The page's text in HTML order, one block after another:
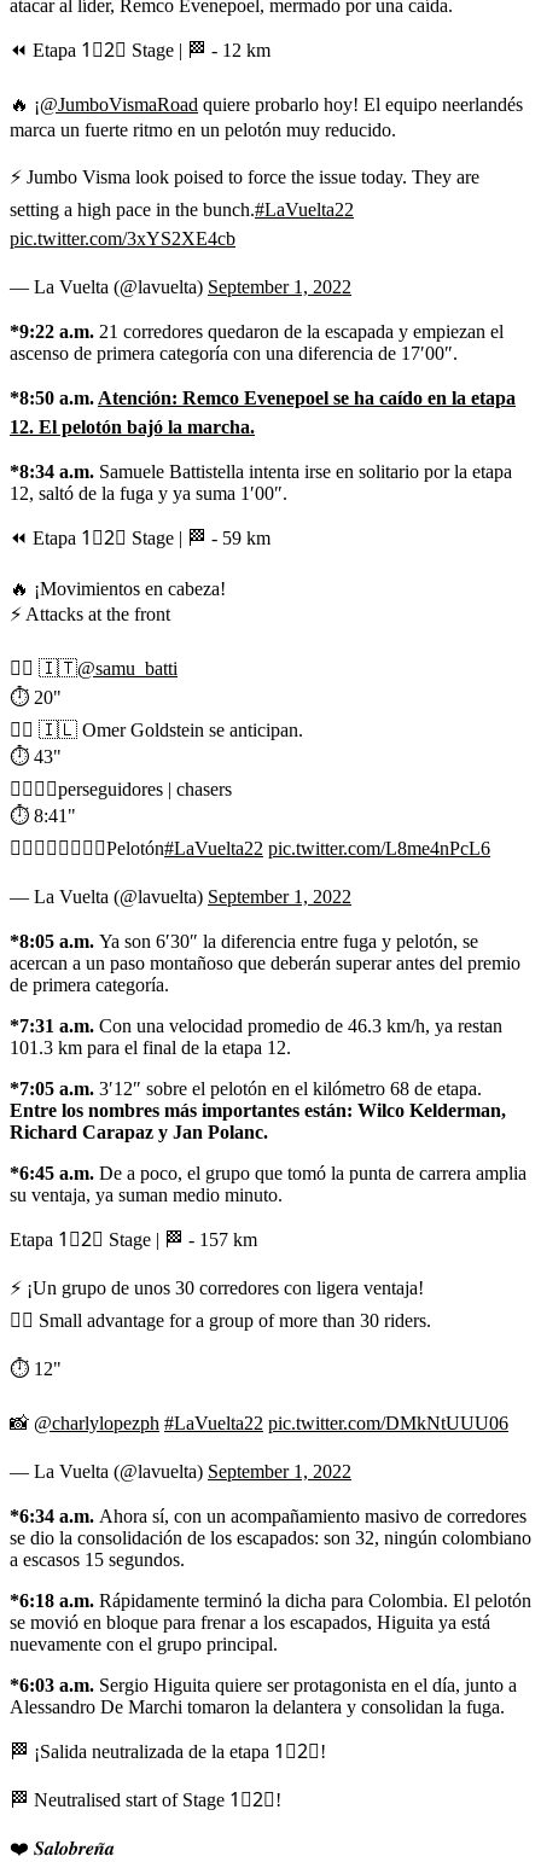
atacar al líder, Remco Evenepoel, mermado por una caída.
⏪ Etapa 1⃣2⃣ Stage | 🏁 - 12 km
🔥 ¡@JumboVismaRoad quiere probarlo hoy! El equipo neerlandés
marca un fuerte ritmo en un pelotón muy reducido.
⚡️ Jumbo Visma look poised to force the issue today. They are
setting a high pace in the bunch.#LaVuelta22
pic.twitter.com/3xYS2XE4cb
— La Vuelta (@lavuelta) September 1, 2022
*9:22 a.m. 21 corredores quedaron de la escapada y empiezan el
ascenso de primera categoría con una diferencia de 17′00″.
*8:50 a.m. Atención: Remco Evenepoel se ha caído en la etapa
12. El pelotón bajó la marcha.
*8:34 a.m. Samuele Battistella intenta irse en solitario por la etapa
12, saltó de la fuga y ya suma 1′00″.
⏪ Etapa 1⃣2⃣ Stage | 🏁 - 59 km
🔥 ¡Movimientos en cabeza!
⚡️ Attacks at the front
🚴‍♂️ 🇮🇹@samu_batti
⏱️ 20"
🚴‍♂️ 🇮🇱 Omer Goldstein se anticipan.
⏱️ 43"
🚴‍♂️🚴‍♂️perseguidores | chasers
⏱️ 8:41"
🚴‍♂️🚴‍♂️🚴‍♂️🚴‍♂️Pelotón#LaVuelta22 pic.twitter.com/L8me4nPcL6
— La Vuelta (@lavuelta) September 1, 2022
*8:05 a.m. Ya son 6′30″ la diferencia entre fuga y pelotón, se
acercan a un paso montañoso que deberán superar antes del premio
de primera categoría.
*7:31 a.m. Con una velocidad promedio de 46.3 km/h, ya restan
101.3 km para el final de la etapa 12.
*7:05 a.m. 3′12″ sobre el pelotón en el kilómetro 68 de etapa.
Entre los nombres más importantes están: Wilco Kelderman,
Richard Carapaz y Jan Polanc.
*6:45 a.m. De a poco, el grupo que tomó la punta de carrera amplia
su ventaja, ya suman medio minuto.
Etapa 1⃣2⃣ Stage | 🏁 - 157 km
⚡️ ¡Un grupo de unos 30 corredores con ligera ventaja!
🚴‍♂️ Small advantage for a group of more than 30 riders.
⏱️ 12"
📸 @charlylopezph #LaVuelta22 pic.twitter.com/DMkNtUUU06
— La Vuelta (@lavuelta) September 1, 2022
*6:34 a.m. Ahora sí, con un acompañamiento masivo de corredores
se dio la consolidación de los escapados: son 32, ningún colombiano
a escasos 15 segundos.
*6:18 a.m. Rápidamente terminó la dicha para Colombia. El pelotón
se movió en bloque para frenar a los escapados, Higuita ya está
nuevamente con el grupo principal.
*6:03 a.m. Sergio Higuita quiere ser protagonista en el día, junto a
Alessandro De Marchi tomaron la delantera y consolidan la fuga.
🏁 ¡Salida neutralizada de la etapa 1⃣2⃣!
🏁 Neutralised start of Stage 1⃣2⃣!
❤️ 𝑺𝒂𝒍𝒐𝒃𝒓𝒆𝒏̃𝒂